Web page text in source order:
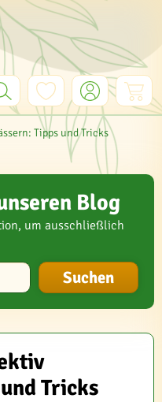
Tipps und Tricks
Blog
um ausschließlich
Tricks